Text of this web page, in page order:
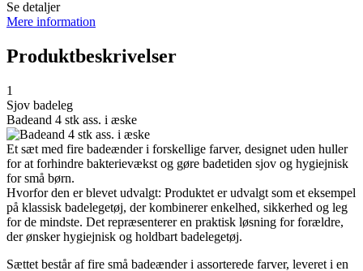
Se detaljer
Mere information
Produktbeskrivelser
1
Sjov badeleg
Badeand 4 stk ass. i æske
Et sæt med fire badeænder i forskellige farver, designet uden huller
for at forhindre bakterievækst og gøre badetiden sjov og hygiejnisk
for små børn.
Hvorfor den er blevet udvalgt: Produktet er udvalgt som et eksempel
på klassisk badelegetøj, der kombinerer enkelhed, sikkerhed og leg
for de mindste. Det repræsenterer en praktisk løsning for forældre,
der ønsker hygiejnisk og holdbart badelegetøj.
Sættet består af fire små badeænder i assorterede farver, leveret i en